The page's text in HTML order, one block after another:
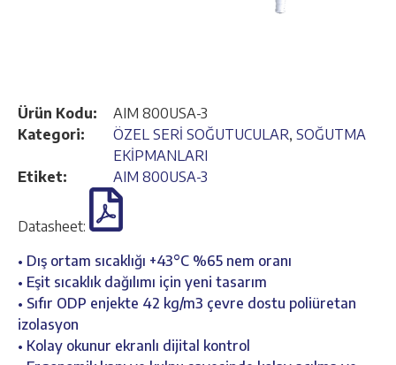
Ürün Kodu:
AIM 800USA-3
Kategori:
ÖZEL SERİ SOĞUTUCULAR, SOĞUTMA
EKİPMANLARI
Etiket:
AIM 800USA-3
Datasheet:
• Dış ortam sıcaklığı +43°C %65 nem oranı
• Eşit sıcaklık dağılımı için yeni tasarım
• Sıfır ODP enjekte 42 kg/m3 çevre dostu poliüretan
izolasyon
• Kolay okunur ekranlı dijital kontrol